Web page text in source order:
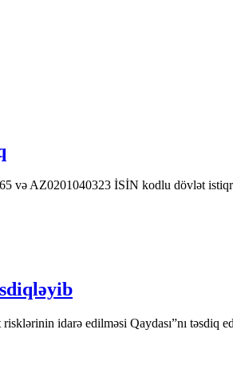
AZ0201040323 İSİN kodlu dövlət
idarə edilməsi Qaydası”nı təsdiq